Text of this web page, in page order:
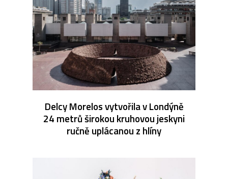
Delcy Morelos vytvořila v Londýně
24 metrů širokou kruhovou jeskyni
ručně uplácanou z hlíny